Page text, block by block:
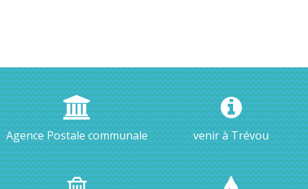
Agence Postale communale venir à Trévou